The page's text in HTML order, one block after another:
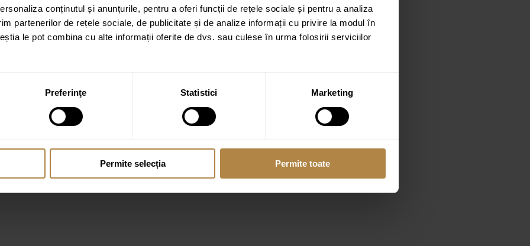
conținutul și anunțurile, pentru a oferi funcții de rețele sociale și pentru a analiza
partenerilor de rețele sociale, de publicitate și de analize informații cu privire la modul în
le pot combina cu alte informații oferite de dvs. sau culese în urma folosirii serviciilor
Preferinţe Statistici Marketing
Permite selecția Permite toate
cu*